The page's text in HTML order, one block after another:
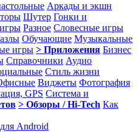
Аркады и экшн
Шутер Гонки и
Разное Словесные игры
Обучающие Музыкальные
игры > Приложения Бизнес
Справочники Аудио
Стиль жизни
Виджеты Фотография
GPS Система и
> Обзоры / Hi-Tech Как
Android